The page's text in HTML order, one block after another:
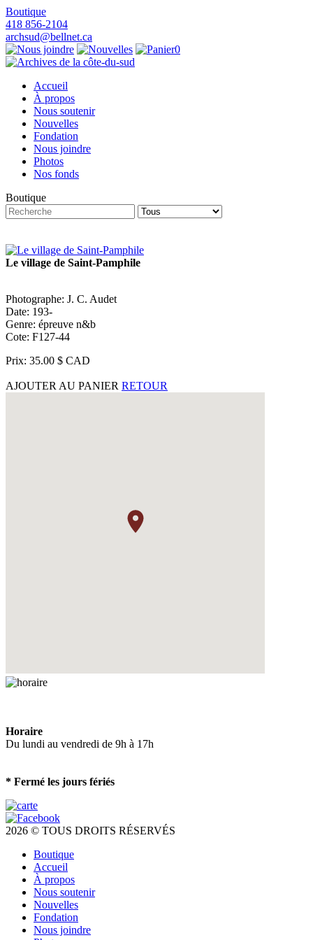
Boutique
418 856-2104
archsud@bellnet.ca
0
Accueil
À propos
Nous soutenir
Nouvelles
Fondation
Nous joindre
Photos
Nos fonds
Boutique
Le village de Saint-Pamphile
Photographe: J. C. Audet
Date: 193-
Genre: épreuve n&b
Cote: F127-44
Prix: 35.00 $ CAD
AJOUTER AU PANIER RETOUR
Horaire
Du lundi au vendredi de 9h à 17h
* Fermé les jours fériés
2026 © TOUS DROITS RÉSERVÉS
Boutique
Accueil
À propos
Nous soutenir
Nouvelles
Fondation
Nous joindre